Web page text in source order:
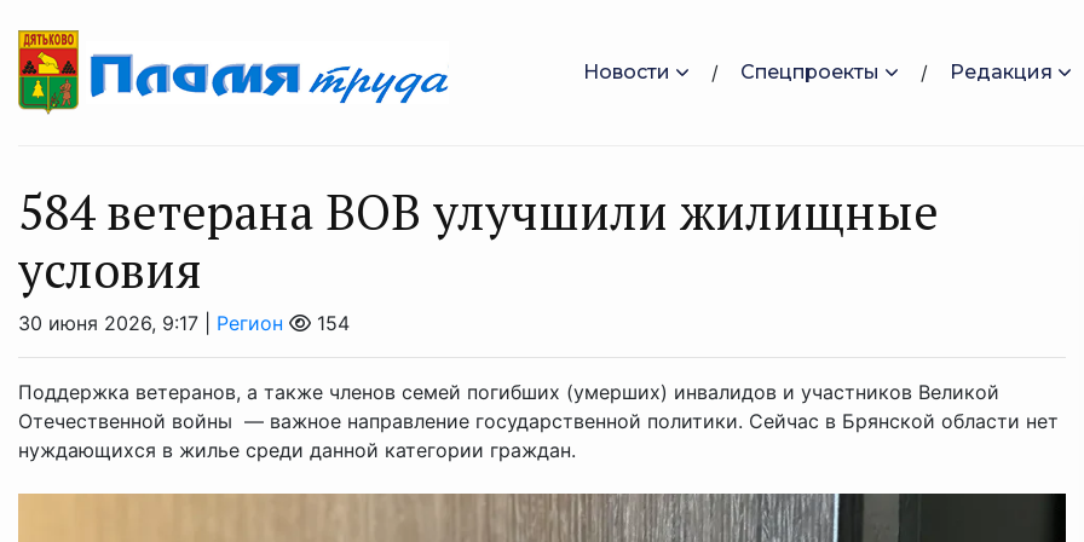
Новости Спецпроекты Редакция
584 ветерана ВОВ улучшили жилищные
условия
30 июня 2026, 9:17 | Регион 154
Поддержка ветеранов, а также членов семей погибших (умерших) инвалидов и участников Великой
Отечественной войны — важное направление государственной политики. Сейчас в Брянской области нет
нуждающихся в жилье среди данной категории граждан.